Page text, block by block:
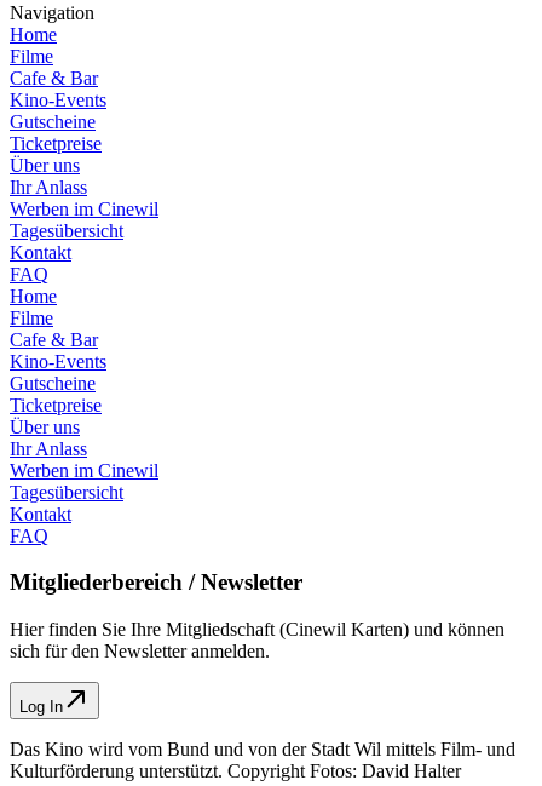
Navigation
Home
Filme
Cafe & Bar
Kino-Events
Gutscheine
Ticketpreise
Über uns
Ihr Anlass
Werben im Cinewil
Tagesübersicht
Kontakt
FAQ
Home
Filme
Cafe & Bar
Kino-Events
Gutscheine
Ticketpreise
Über uns
Ihr Anlass
Werben im Cinewil
Tagesübersicht
Kontakt
FAQ
Mitgliederbereich / Newsletter
Hier finden Sie Ihre Mitgliedschaft (Cinewil Karten) und können
sich für den Newsletter anmelden.
Log In
Das Kino wird vom Bund und von der Stadt Wil mittels Film- und
Kulturförderung unterstützt. Copyright Fotos: David Halter